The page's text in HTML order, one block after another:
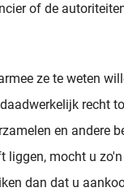
of de
ze te weten
recht
en andere
liggen, mocht u
dan dat u